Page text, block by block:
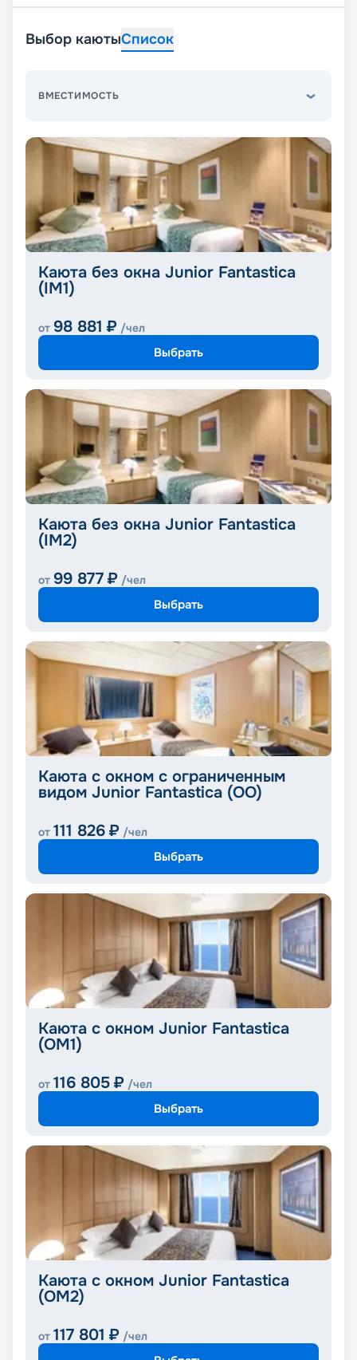
Выбор каютыСписок
ВМЕСТИМОСТЬ
Каюта без окна Junior Fantastica
(IM1)
от 98 881 ₽ /чел
Выбрать
Каюта без окна Junior Fantastica
(IM2)
от 99 877 ₽ /чел
Выбрать
Каюта с окном с ограниченным
видом Junior Fantastica (OO)
от 111 826 ₽ /чел
Выбрать
Каюта с окном Junior Fantastica
(OM1)
от 116 805 ₽ /чел
Выбрать
Каюта с окном Junior Fantastica
(OM2)
от 117 801 ₽ /чел